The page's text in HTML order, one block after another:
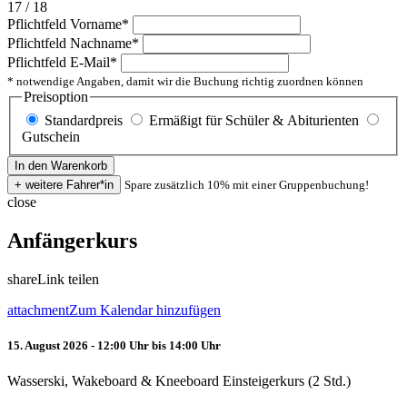
17 / 18
Pflichtfeld Vorname*
Pflichtfeld Nachname*
Pflichtfeld E-Mail*
* notwendige Angaben, damit wir die Buchung richtig zuordnen können
Preisoption
Standardpreis
Ermäßigt für Schüler & Abiturienten
Gutschein
Spare zusätzlich 10% mit einer Gruppenbuchung!
close
Anfängerkurs
shareLink teilen
attachmentZum Kalendar hinzufügen
15. August 2026 - 12:00 Uhr bis 14:00 Uhr
Wasserski, Wakeboard & Kneeboard Einsteigerkurs (2 Std.)